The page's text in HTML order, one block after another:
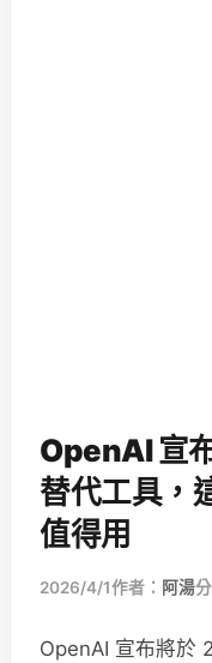
OpenAI 宣
替代工具，
值得用
2026/4/1作者： 阿湯
OpenAI 宣布將於